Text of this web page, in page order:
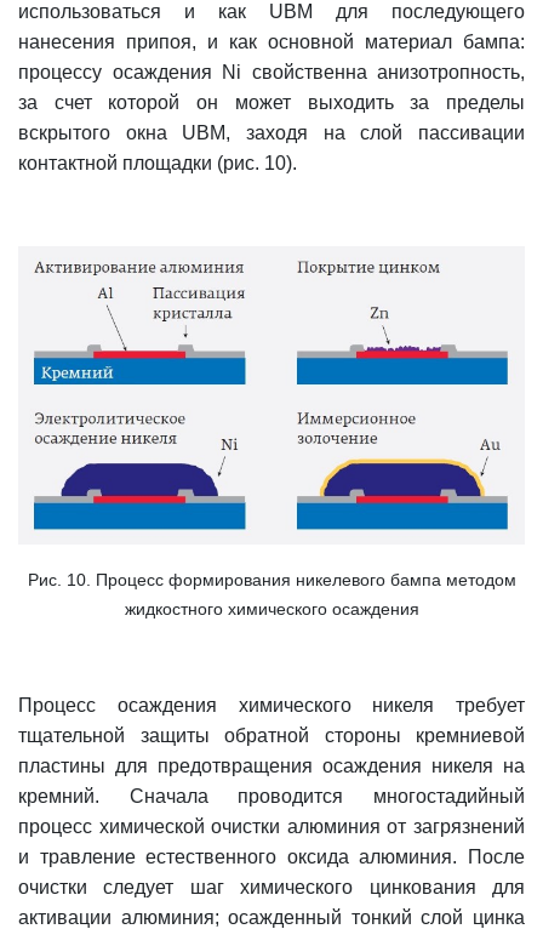
использоваться и как UBM для последующего
нанесения припоя, и как основной материал бампа:
процессу осаждения Ni свойственна анизотропность,
за счет которой он может выходить за пределы
вскрытого окна UBM, заходя на слой пассивации
контактной площадки (рис. 10).
Рис. 10. Процесс формирования никелевого бампа методом
жидкостного химического осаждения
Процесс осаждения химического никеля требует
тщательной защиты обратной стороны кремниевой
пластины для предотвращения осаждения никеля на
кремний. Сначала проводится многостадийный
процесс химической очистки алюминия от загрязнений
и травление естественного оксида алюминия. После
очистки следует шаг химического цинкования для
активации алюминия; осажденный тонкий слой цинка